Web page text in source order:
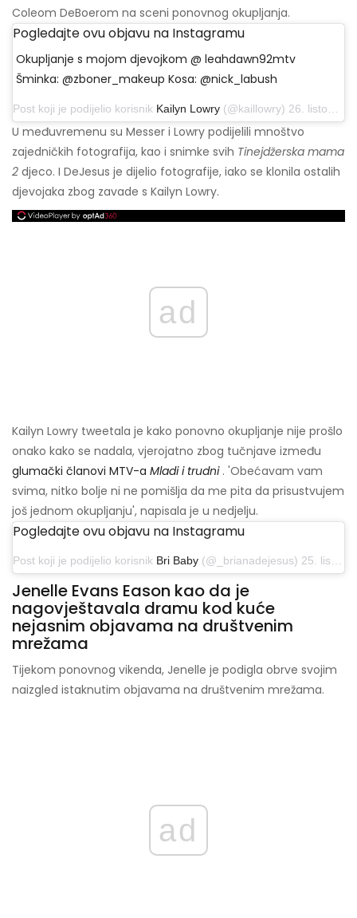
Coleom DeBoerom na sceni ponovnog okupljanja.
Pogledajte ovu objavu na Instagramu
Okupljanje s mojom djevojkom @ leahdawn92mtv
Šminka: @zboner_makeup Kosa: @nick_labush
Post koji je podijelio korisnik Kailyn Lowry (@kaillowry) 26. listopada 2019. u 13:14 PDT
U međuvremenu su Messer i Lowry podijelili mnoštvo
zajedničkih fotografija, kao i snimke svih Tinejdžerska mama
2 djeco. I DeJesus je dijelio fotografije, iako se klonila ostalih
djevojaka zbog zavade s Kailyn Lowry.
ad
Kailyn Lowry tweetala je kako ponovno okupljanje nije prošlo
onako kako se nadala, vjerojatno zbog tučnjave između
glumački članovi MTV-a Mladi i trudni . 'Obećavam vam
svima, nitko bolje ni ne pomišlja da me pita da prisustvujem
još jednom okupljanju', napisala je u nedjelju.
Pogledajte ovu objavu na Instagramu
Post koji je podijelio korisnik Bri Baby (@_brianadejesus) 25. listopada 2019. u 17:31 PDT
Jenelle Evans Eason kao da je
nagovještavala dramu kod kuće
nejasnim objavama na društvenim
mrežama
Tijekom ponovnog vikenda, Jenelle je podigla obrve svojim
naizgled istaknutim objavama na društvenim mrežama.
ad